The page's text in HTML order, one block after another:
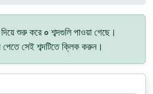
শুরু করে০শব্দগুলি পাওয়া গেছে।
পেতে সেই শব্দটিতে ক্লিক করুন।